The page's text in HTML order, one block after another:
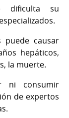
dificulta su
puede causar
hepáticos,
la muerte.
ni consumir
de expertos